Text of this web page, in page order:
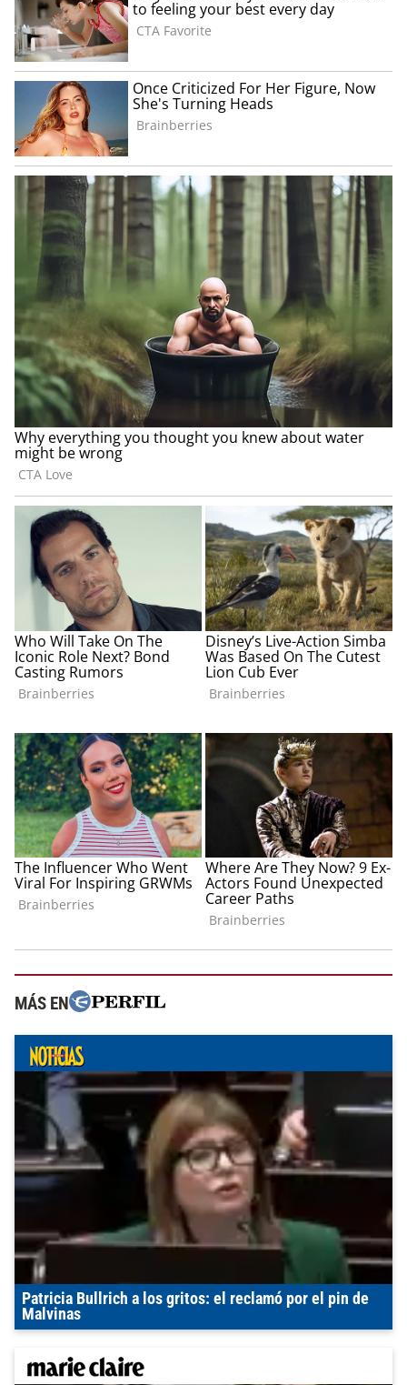
MÁS EN
Patricia Bullrich a los gritos: el reclamó por el pin de
Malvinas